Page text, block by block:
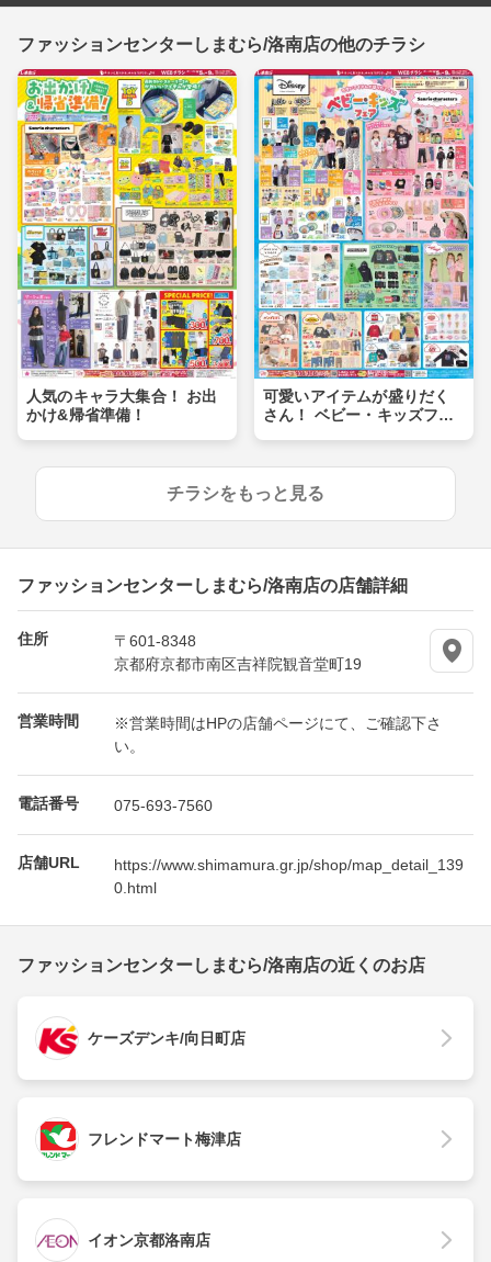
ファッションセンターしまむら/洛南店の他のチラシ
人気のキャラ大集合！ お出
かけ&帰省準備！
可愛いアイテムが盛りだく
さん！ ベビー・キッズフェ
チラシをもっと見る
ファッションセンターしまむら/洛南店の店舗詳細
住所
〒601-8348
京都府京都市南区吉祥院観音堂町19
営業時間
※営業時間はHPの店舗ページにて、ご確認下さ
い。
電話番号 075-693-7560
店舗URL
https://www.shimamura.gr.jp/shop/map_detail_139
0.html
ファッションセンターしまむら/洛南店の近くのお店
ケーズデンキ/向日町店
フレンドマート梅津店
イオン京都洛南店